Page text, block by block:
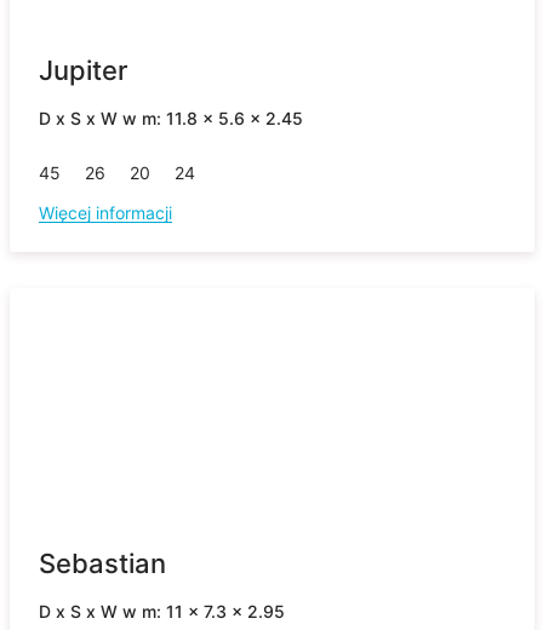
Jupiter
D x S x W w m: 11.8 x 5.6 x 2.45
45 26 20
24
Więcej informacji
Sebastian
D x S x W w m: 11 x 7.3 x 2.95